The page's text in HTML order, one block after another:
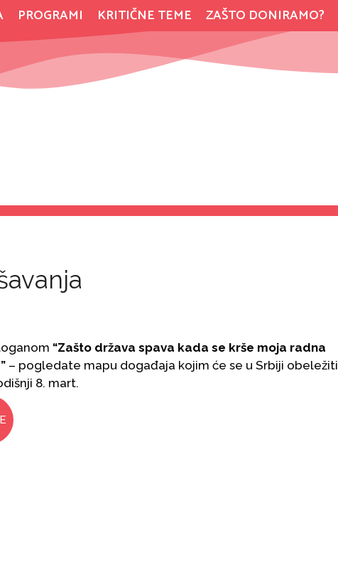
PROGRAMI KRITIČNE TEME ZAŠTO DONIRAMO?
“Zašto država spava kada se krše moja radna
– pogledate mapu događaja kojim će se u Srbiji obeležiti
8. mart.